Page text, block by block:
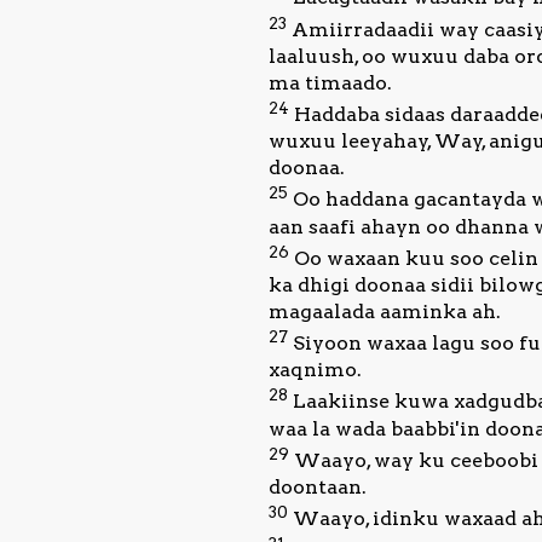
23 Amiirradaadii way
laaluush, oo wuxuu daba
ma timaado.
24 Haddaba sidaas
wuxuu leeyahay, Way,
doonaa.
25 Oo haddana gacantayda
aan saafi ahayn oo dhanna
26 Oo waxaan kuu soo
ka dhigi doonaa sidii
magaalada aaminka ah.
27 Siyoon waxaa lagu soo
xaqnimo.
28 Laakiinse kuwa
waa la wada baabbi'in
29 Waayo, way ku
doontaan.
30 Waayo, idinku waxaad